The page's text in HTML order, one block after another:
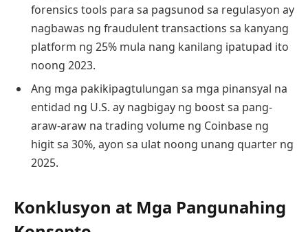
forensics tools para sa pagsunod sa regulasyon ay
nagbawas ng fraudulent transactions sa kanyang
platform ng 25% mula nang kanilang ipatupad ito
noong 2023.
Ang mga pakikipagtulungan sa mga pinansyal na
entidad ng U.S. ay nagbigay ng boost sa pang-
araw-araw na trading volume ng Coinbase ng
higit sa 30%, ayon sa ulat noong unang quarter ng
2025.
Konklusyon at Mga Pangunahing